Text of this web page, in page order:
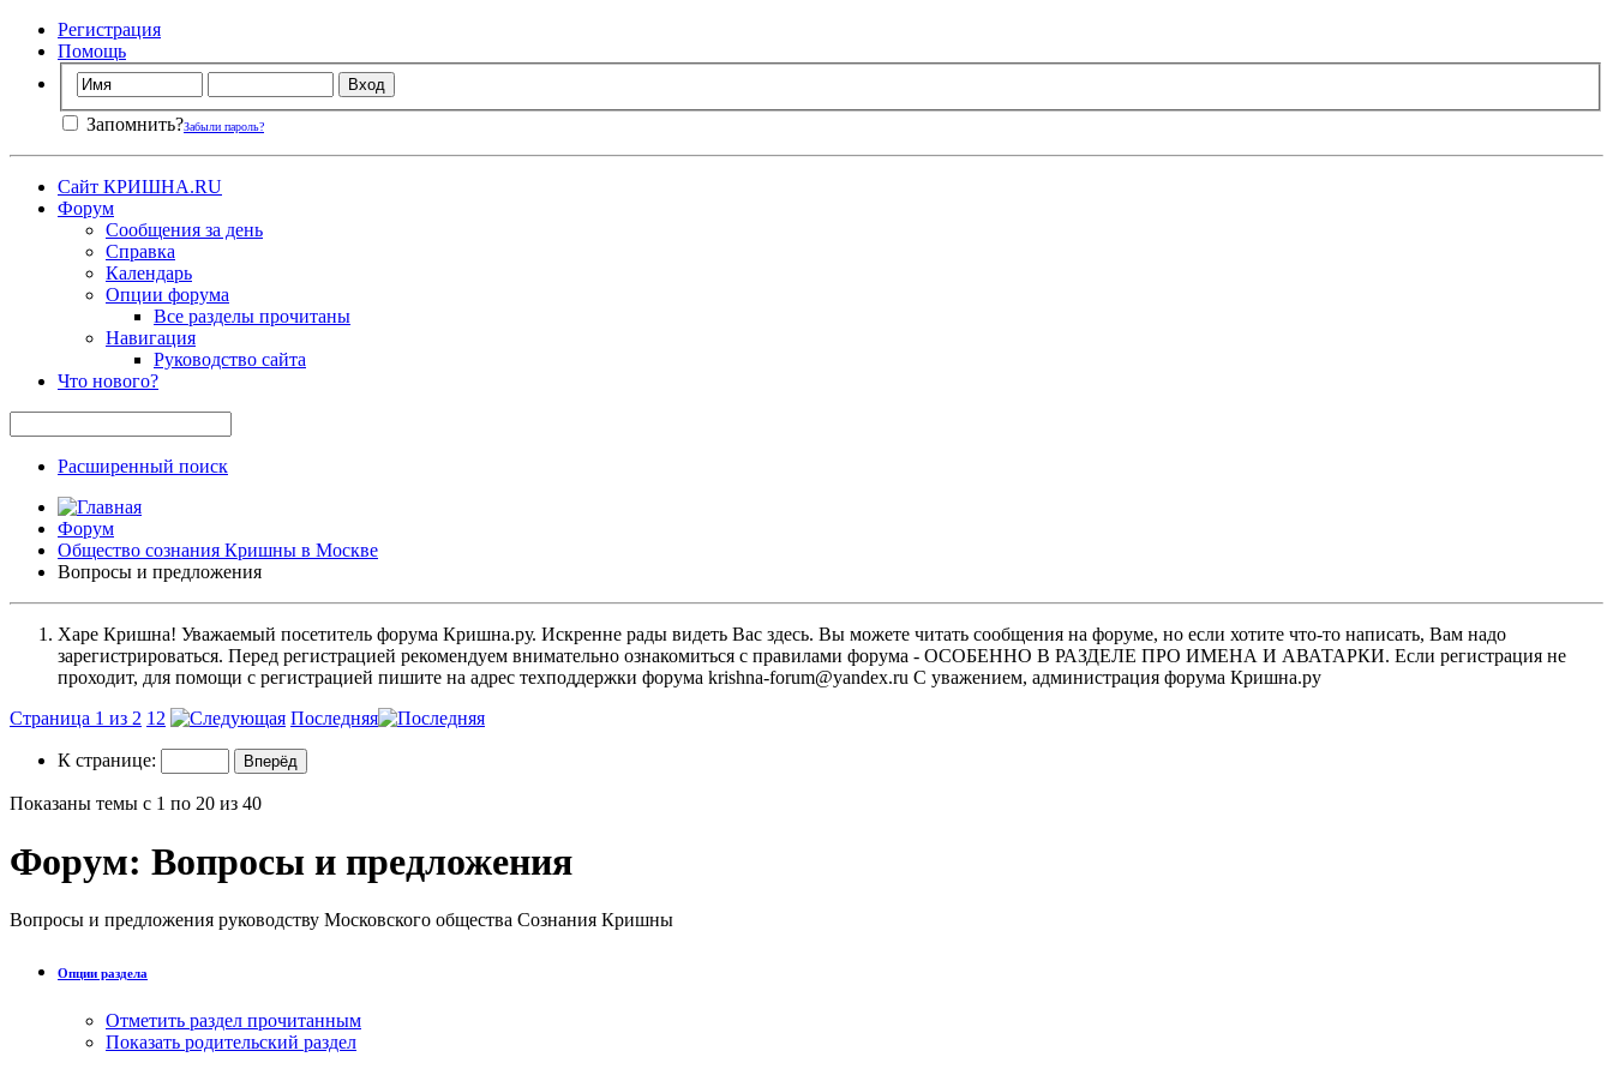
Регистрация
Помощь
Запомнить?Забыли пароль?
Сайт КРИШНА.RU
Форум
Сообщения за день
Справка
Календарь
Опции форума
Все разделы прочитаны
Навигация
Руководство сайта
Что нового?
Расширенный поиск
Форум
Общество сознания Кришны в Москве
Вопросы и предложения
Харе Кришна! Уважаемый посетитель форума Кришна.ру. Искренне рады видеть Вас здесь. Вы можете читать сообщения на форуме, но если хотите что-то написать, Вам надо
зарегистрироваться. Перед регистрацией рекомендуем внимательно ознакомиться с правилами форума - ОСОБЕННО В РАЗДЕЛЕ ПРО ИМЕНА И АВАТАРКИ. Если регистрация не
проходит, для помощи с регистрацией пишите на адрес техподдержки форума krishna-forum@yandex.ru С уважением, администрация форума Кришна.ру
Страница 1 из 2 1 2 Последняя
К странице:
Показаны темы с 1 по 20 из 40
Форум: Вопросы и предложения
Вопросы и предложения руководству Московского общества Сознания Кришны
Опции раздела
Отметить раздел прочитанным
Показать родительский раздел